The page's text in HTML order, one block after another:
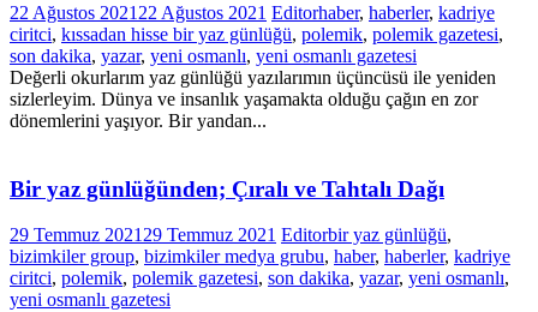
22 Ağustos 2021 22 Ağustos 2021 Editorhaber, haberler, kadriye
ciritci, kıssadan hisse bir yaz günlüğü, polemik, polemik gazetesi,
son dakika, yazar, yeni osmanlı, yeni osmanlı gazetesi
Değerli okurlarım yaz günlüğü yazılarımın üçüncüsü ile yeniden
sizlerleyim. Dünya ve insanlık yaşamakta olduğu çağın en zor
dönemlerini yaşıyor. Bir yandan...
Bir yaz günlüğünden; Çıralı ve Tahtalı Dağı
29 Temmuz 2021 29 Temmuz 2021 Editorbir yaz günlüğü,
bizimkiler group, bizimkiler medya grubu, haber, haberler, kadriye
ciritci, polemik, polemik gazetesi, son dakika, yazar, yeni osmanlı,
yeni osmanlı gazetesi